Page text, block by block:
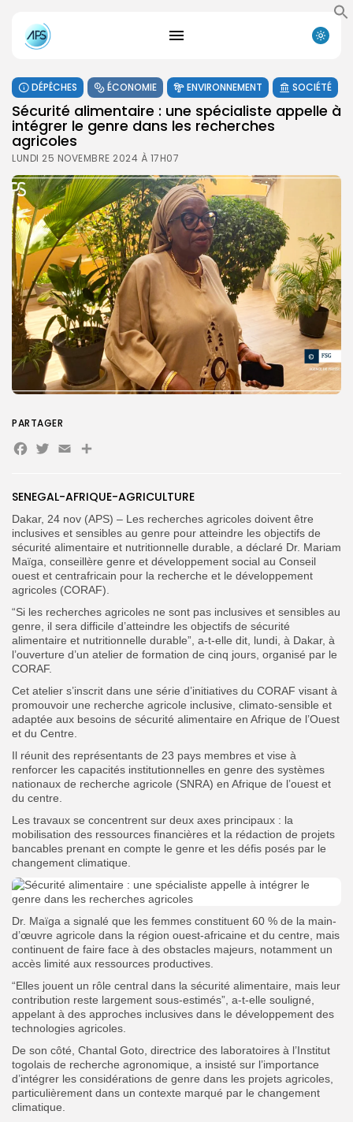
for:
FR
DÉPÊCHES ÉCONOMIE ENVIRONNEMENT SOCIÉTÉ
Sécurité alimentaire : une spécialiste appelle à
intégrer le genre dans les recherches
agricoles
LUNDI 25 NOVEMBRE 2024 À 17H07
SENEGAL-AFRIQUE-AGRICULTURE
Dakar, 24 nov (APS) – Les recherches agricoles doivent être
inclusives et sensibles au genre pour atteindre les objectifs de
sécurité alimentaire et nutritionnelle durable, a déclaré Dr. Mariam
Maïga, conseillère genre et développement social au Conseil
ouest et centrafricain pour la recherche et le développement
agricoles (CORAF).
“Si les recherches agricoles ne sont pas inclusives et sensibles au
genre, il sera difficile d’atteindre les objectifs de sécurité
alimentaire et nutritionnelle durable”, a-t-elle dit, lundi, à Dakar, à
l’ouverture d’un atelier de formation de cinq jours, organisé par le
CORAF.
Cet atelier s’inscrit dans une série d’initiatives du CORAF visant à
promouvoir une recherche agricole inclusive, climato-sensible et
adaptée aux besoins de sécurité alimentaire en Afrique de l’Ouest
et du Centre.
Il réunit des représentants de 23 pays membres et vise à
renforcer les capacités institutionnelles en genre des systèmes
nationaux de recherche agricole (SNRA) en Afrique de l’ouest et
du centre.
Les travaux se concentrent sur deux axes principaux : la
mobilisation des ressources financières et la rédaction de projets
bancables prenant en compte le genre et les défis posés par le
changement climatique.
Dr. Maïga a signalé que les femmes constituent 60 % de la main-
d’œuvre agricole dans la région ouest-africaine et du centre, mais
continuent de faire face à des obstacles majeurs, notamment un
accès limité aux ressources productives.
“Elles jouent un rôle central dans la sécurité alimentaire, mais leur
contribution reste largement sous-estimés”, a-t-elle souligné,
appelant à des approches inclusives dans le développement des
technologies agricoles.
De son côté, Chantal Goto, directrice des laboratoires à l’Institut
togolais de recherche agronomique, a insisté sur l’importance
d’intégrer les considérations de genre dans les projets agricoles,
particulièrement dans un contexte marqué par le changement
climatique.
PARTAGER
Facebook
Twitter
EmailPartager